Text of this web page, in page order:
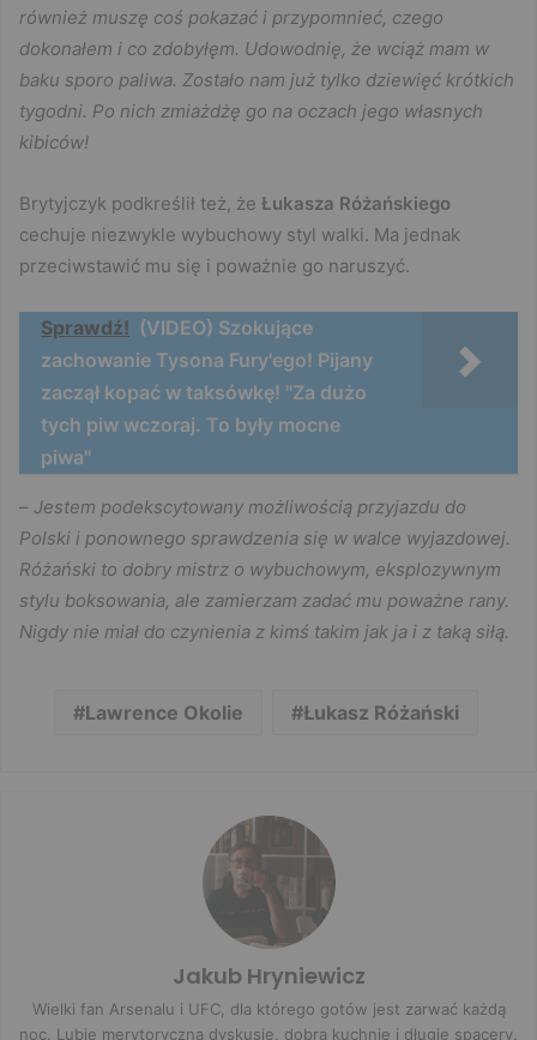
również muszę coś pokazać i przypomnieć, czego
dokonałem i co zdobyłęm. Udowodnię, że wciąż mam w
baku sporo paliwa. Zostało nam już tylko dziewięć krótkich
tygodni. Po nich zmiażdżę go na oczach jego własnych
kibiców!
Brytyjczyk podkreślił też, że Łukasza Różańskiego
cechuje niezwykle wybuchowy styl walki. Ma jednak
przeciwstawić mu się i poważnie go naruszyć.
Sprawdź! (VIDEO) Szokujące
zachowanie Tysona Fury'ego! Pijany
zaczął kopać w taksówkę! "Za dużo
tych piw wczoraj. To były mocne
piwa"
– Jestem podekscytowany możliwością przyjazdu do
Polski i ponownego sprawdzenia się w walce wyjazdowej.
Różański to dobry mistrz o wybuchowym, eksplozywnym
stylu boksowania, ale zamierzam zadać mu poważne rany.
Nigdy nie miał do czynienia z kimś takim jak ja i z taką siłą.
Lawrence Okolie Łukasz Różański
Jakub Hryniewicz
Wielki fan Arsenalu i UFC, dla którego gotów jest zarwać każdą
noc. Lubię merytoryczną dyskusję, dobrą kuchnię i długie spacery.